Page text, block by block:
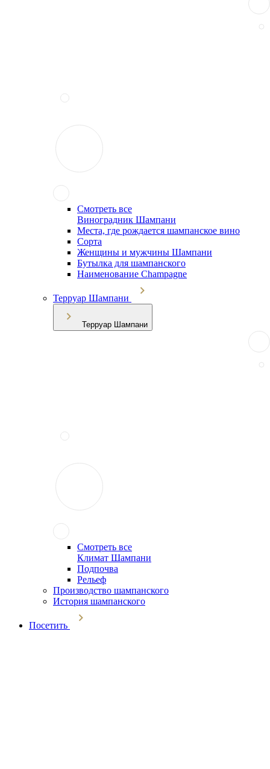
Смотреть все
Виноградник Шампани
Места, где рождается шампанское вино
Сорта
Женщины и мужчины Шампани
Бутылка для шампанского
Наименование Champagne
Терруар Шампани
Терруар Шампани
Смотреть все
Климат Шампани
Подпочва
Рельеф
Производство шампанского
История шампанского
Посетить